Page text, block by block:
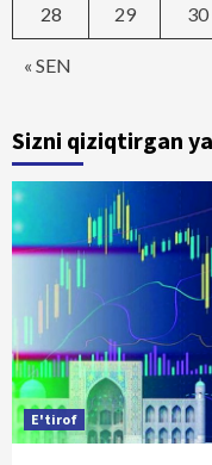
« SEN
28 29 30
Sizni qiziqtirgan
E'tirof